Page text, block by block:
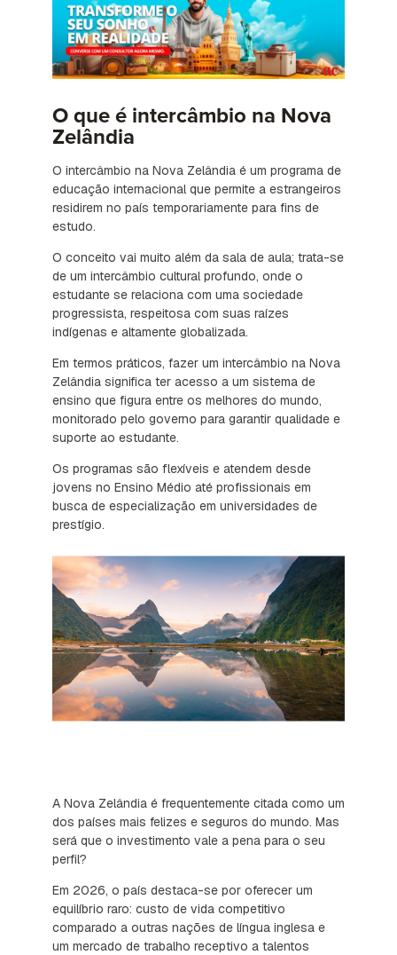
O que é intercâmbio na Nova
Zelândia
O intercâmbio na Nova Zelândia é um programa de
educação internacional que permite a estrangeiros
residirem no país temporariamente para fins de
estudo.
O conceito vai muito além da sala de aula; trata-se
de um intercâmbio cultural profundo, onde o
estudante se relaciona com uma sociedade
progressista, respeitosa com suas raízes
indígenas e altamente globalizada.
Em termos práticos, fazer um intercâmbio na Nova
Zelândia significa ter acesso a um sistema de
ensino que figura entre os melhores do mundo,
monitorado pelo governo para garantir qualidade e
suporte ao estudante.
Os programas são flexíveis e atendem desde
jovens no Ensino Médio até profissionais em
busca de especialização em universidades de
prestígio.
Vale a pena fazer intercâmbio
na Nova Zelândia?
A Nova Zelândia é frequentemente citada como um
dos países mais felizes e seguros do mundo. Mas
será que o investimento vale a pena para o seu
perfil?
Em 2026, o país destaca-se por oferecer um
equilíbrio raro: custo de vida competitivo
comparado a outras nações de língua inglesa e
um mercado de trabalho receptivo a talentos